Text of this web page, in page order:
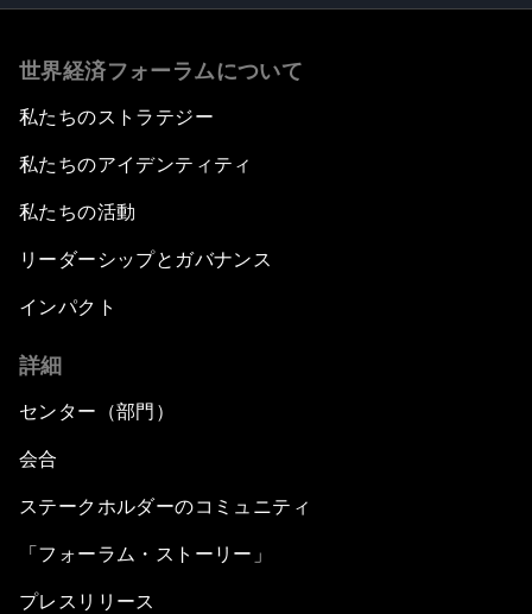
世界経済フォーラムについて
私たちのストラテジー
私たちのアイデンティティ
私たちの活動
リーダーシップとガバナンス
インパクト
詳細
センター（部門）
会合
ステークホルダーのコミュニティ
「フォーラム・ストーリー」
プレスリリース